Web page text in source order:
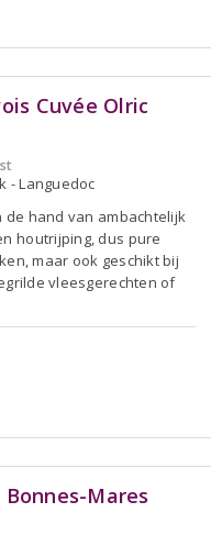
Cuvée Olric
- Languedoc
hand van ambachtelijk
houtrijping, dus pure
maar ook geschikt bij
vleesgerechten of
Mares